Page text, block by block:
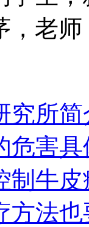
，老师
究所简
危害
制牛
方法也